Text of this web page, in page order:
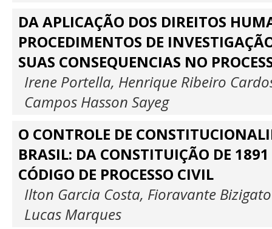
DA APLICAÇÃO DOS DIREITOS
PROCEDIMENTOS DE
SUAS CONSEQUENCIAS NO
Irene Portella, Henrique Ribeiro
Campos Hasson Sayeg
O CONTROLE DE
BRASIL: DA CONSTITUIÇÃO DE
CÓDIGO DE PROCESSO CIVIL
Ilton Garcia Costa, Fioravante
Lucas Marques